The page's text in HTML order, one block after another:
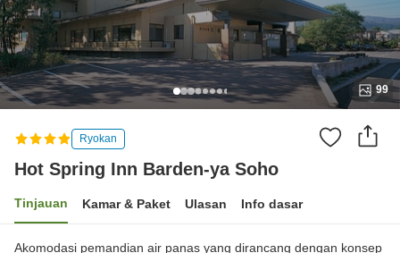
99
Ryokan
Hot Spring Inn Barden-ya Soho
Tinjauan Kamar & Paket Ulasan Info dasar
Akomodasi pemandian air panas yang dirancang dengan konsep